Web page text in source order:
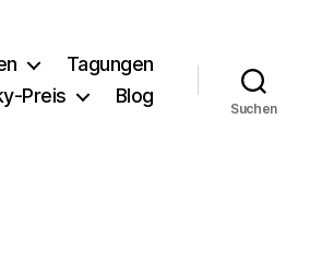
Tagungen
Preis
Blog
Suchen